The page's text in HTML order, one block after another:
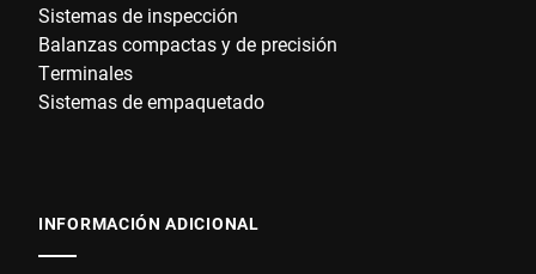
Sistemas de inspección
Balanzas compactas y de precisión
Terminales
Sistemas de empaquetado
INFORMACIÓN ADICIONAL